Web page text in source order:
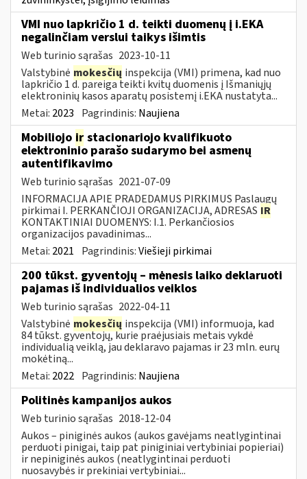
VMI nuo lapkričio 1 d. teikti duomenų į i.EKA
negalinčiam verslui taikys išimtis
Web turinio sąrašas 2023-10-11
Valstybinė mokesčių inspekcija (VMI) primena, kad nuo
lapkričio 1 d. pareiga teikti kvitų duomenis į Išmaniųjų
elektroninių kasos aparatų posistemį i.EKA nustatyta...
Metai: 2023 Pagrindinis: Naujiena
Mobiliojo ir stacionariojo kvalifikuoto
elektroninio parašo sudarymo bei asmenų
autentifikavimo
Web turinio sąrašas 2021-07-09
INFORMACIJA APIE PRADEDAMUS PIRKIMUS Paslaugų
pirkimai I. PERKANČIOJI ORGANIZACIJA, ADRESAS IR
KONTAKTINIAI DUOMENYS: I.1. Perkančiosios
organizacijos pavadinimas...
Metai: 2021 Pagrindinis:Viešieji pirkimai
200 tūkst. gyventojų – mėnesis laiko deklaruoti
pajamas iš individualios veiklos
Web turinio sąrašas 2022-04-11
Valstybinė mokesčių inspekcija (VMI) informuoja, kad
84 tūkst. gyventojų, kurie praėjusiais metais vykdė
individualią veiklą, jau deklaravo pajamas ir 23 mln. eurų
mokėtiną...
Metai: 2022 Pagrindinis: Naujiena
Politinės kampanijos aukos
Web turinio sąrašas 2018-12-04
Aukos – piniginės aukos (aukos gavėjams neatlygintinai
perduoti pinigai, taip pat piniginiai vertybiniai popieriai)
ir nepiniginės aukos (neatlygintinai perduoti
nuosavybės ir prekiniai vertybiniai...